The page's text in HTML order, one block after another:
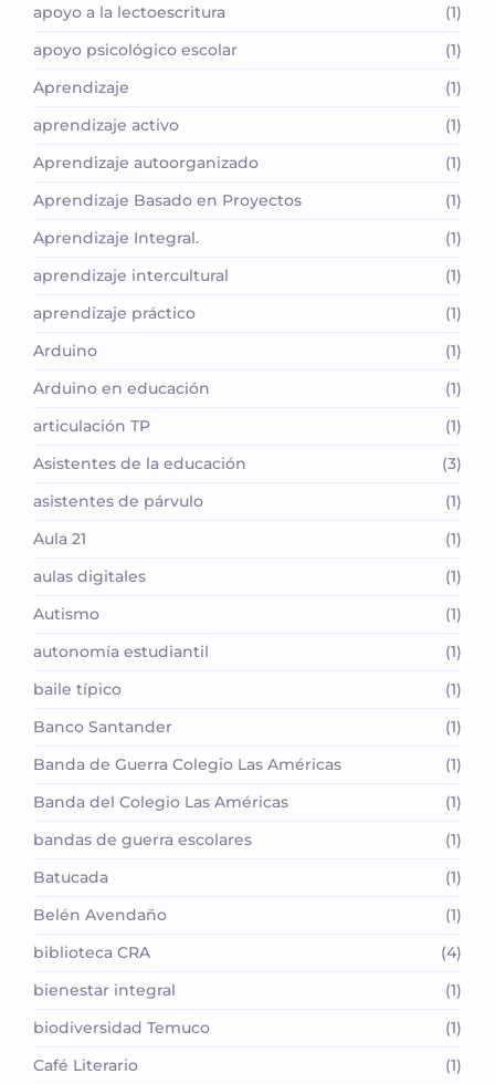
apoyo a la lectoescritura
(1)
apoyo psicológico escolar
(1)
Aprendizaje
(1)
aprendizaje activo
(1)
Aprendizaje autoorganizado
(1)
Aprendizaje Basado en Proyectos
(1)
Aprendizaje Integral.
(1)
aprendizaje intercultural
(1)
aprendizaje práctico
(1)
Arduino
(1)
Arduino en educación
(1)
articulación TP
(1)
Asistentes de la educación
(3)
asistentes de párvulo
(1)
Aula 21
(1)
aulas digitales
(1)
Autismo
(1)
autonomía estudiantil
(1)
baile típico
(1)
Banco Santander
(1)
Banda de Guerra Colegio Las Américas
(1)
Banda del Colegio Las Américas
(1)
bandas de guerra escolares
(1)
Batucada
(1)
Belén Avendaño
(1)
biblioteca CRA
(4)
bienestar integral
(1)
biodiversidad Temuco
(1)
Café Literario
(1)